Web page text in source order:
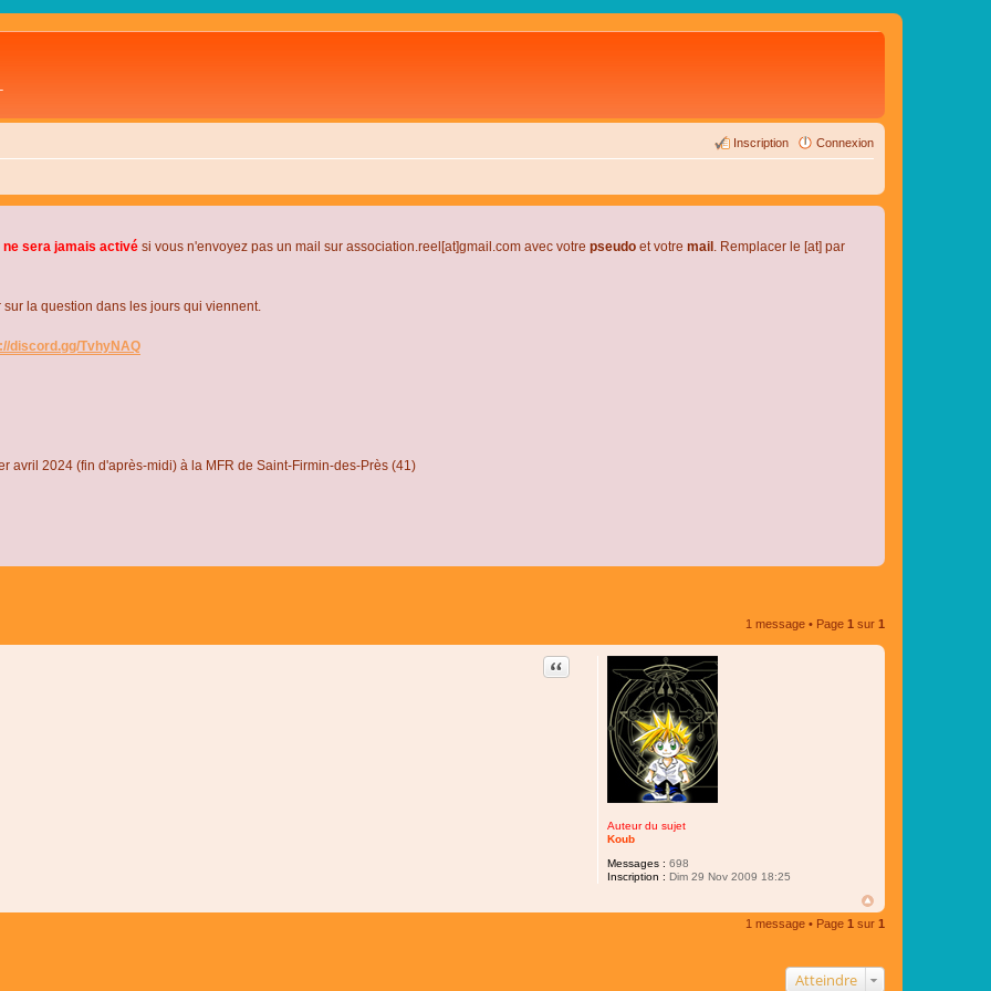
Connexion
Inscription
sera jamais activé si vous n'envoyez pas un mail sur association.reel[at]gmail.com avec votre pseudo et votre mail . Remplacer le [at] par
la question dans les jours qui viennent.
discord.gg/TvhyNAQ
avril 2024 (fin d'après-midi) à la MFR de Saint-Firmin-des-Près (41)
1 message • Page 1 sur 1
Auteur du sujet
Koub
Messages : 698
Inscription : Dim 29 Nov 2009 18:25
Citer
1 message • Page 1 sur 1
Atteindre